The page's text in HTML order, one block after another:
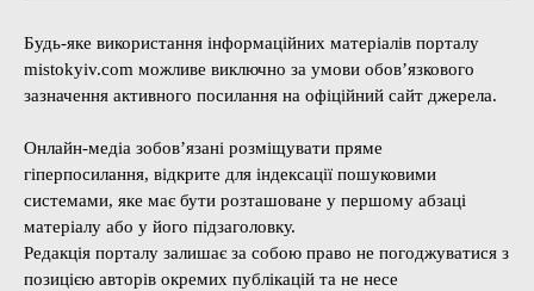
Будь-яке використання інформаційних матеріалів порталу
mistokyiv.com можливе виключно за умови обов’язкового
зазначення активного посилання на офіційний сайт джерела.
Онлайн-медіа зобов’язані розміщувати пряме
гіперпосилання, відкрите для індексації пошуковими
системами, яке має бути розташоване у першому абзаці
матеріалу або у його підзаголовку.
Редакція порталу залишає за собою право не погоджуватися з
позицією авторів окремих публікацій та не несе